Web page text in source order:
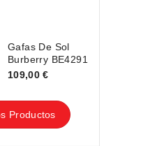
Gafas De Sol
Burberry BE4291
109,00 €
Productos